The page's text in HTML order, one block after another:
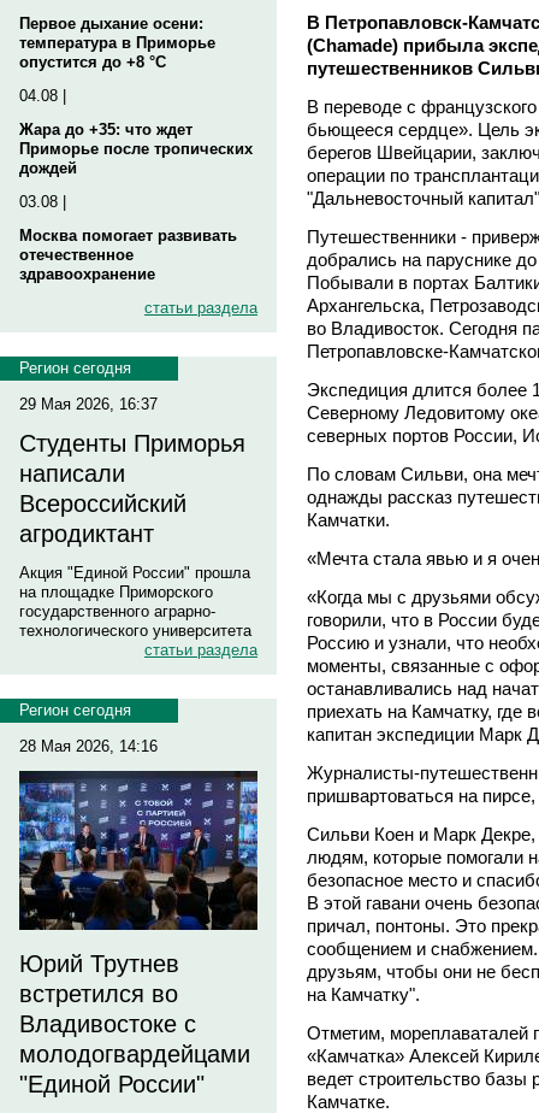
Первое дыхание осени:
температура в Приморье
опустится до +8 °C
04.08 |
Жара до +35: что ждет
Приморье после тропических
дождей
03.08 |
Москва помогает развивать
отечественное
здравоохранение
статьи раздела
Регион сегодня
29 Мая 2026, 16:37
Студенты Приморья
написали
Всероссийский
агродиктант
Акция "Единой России" прошла
на площадке Приморского
государственного аграрно-
технологического университета
статьи раздела
Регион сегодня
28 Мая 2026, 14:16
Юрий Трутнев
встретился во
Владивостоке с
молодогвардейцами
"Единой России"
В Петропавловск-
(Chamade) прибыла
путешественников
В переводе с
бьющееся сердце». Цель
берегов Швейцарии,
операции по
"Дальневосточный
Путешественники -
добрались на паруснике
Побывали в портах
Архангельска,
во Владивосток. Сегодня
Петропавловске-
Экспедиция длится более
Северному Ледовитому
северных портов России,
По словам Сильви, она
однажды рассказ
Камчатки.
«Мечта стала явью и я
«Когда мы с друзьями
говорили, что в России
Россию и узнали, что
моменты, связанные с
останавливались над
приехать на Камчатку, где
капитан экспедиции Марк
Журналисты-
пришвартоваться на
Сильви Коен и Марк
людям, которые помогали
безопасное место и
В этой гавани очень
причал, понтоны. Это
сообщением и
друзьям, чтобы они не
на Камчатку".
Отметим, мореплаваталей
«Камчатка» Алексей
ведет строительство
Камчатке.